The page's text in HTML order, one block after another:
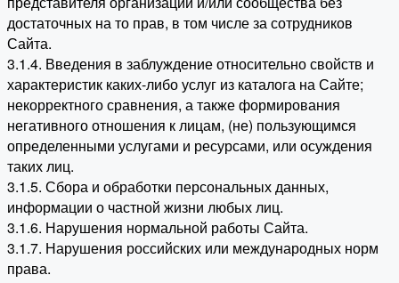
достаточных на то прав, в том числе за сотрудников
Сайта.
3.1.4. Введения в заблуждение относительно свойств и
характеристик каких-либо услуг из каталога на Сайте;
некорректного сравнения, а также формирования
негативного отношения к лицам, (не) пользующимся
определенными услугами и ресурсами, или осуждения
таких лиц.
3.1.5. Сбора и обработки персональных данных,
информации о частной жизни любых лиц.
3.1.6. Нарушения нормальной работы Сайта.
3.1.7. Нарушения российских или международных норм
права.